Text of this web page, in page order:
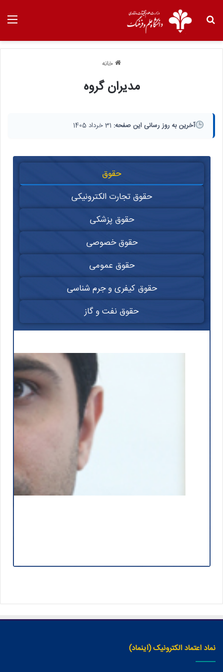
خانه
مدیران گروه
آخرین به روز رسانی این صفحه:
حقوق
حقوق تجارت الکترونیکی
حقوق پزشکی
حقوق خصوصی
حقوق عمومی
حقوق کیفری و جرم شناسی
حقوق نفت و گاز
نماد اعتماد الکترونیک (اینماد)